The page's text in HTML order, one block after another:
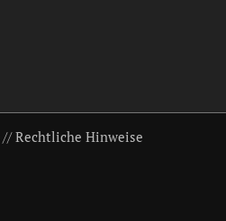
//Rechtliche Hinweise